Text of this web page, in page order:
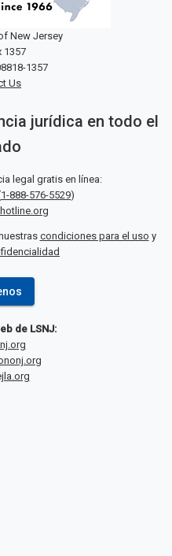
New Jersey
1357
1357
Us
jurídica en todo el
legal gratis en línea:
1-888-576-5529)
condiciones para el uso y
de LSNJ: